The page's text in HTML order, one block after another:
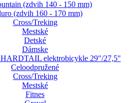
(zdvih 140 - 150 mm)
(zdvih 160 - 170 mm)
Cross/Treking
Mestské
Detské
Dámske
HARDTAIL elektrobicykle 29"/27,5"
Celoodpružené
Cross/Treking
Mestské
Fitnes